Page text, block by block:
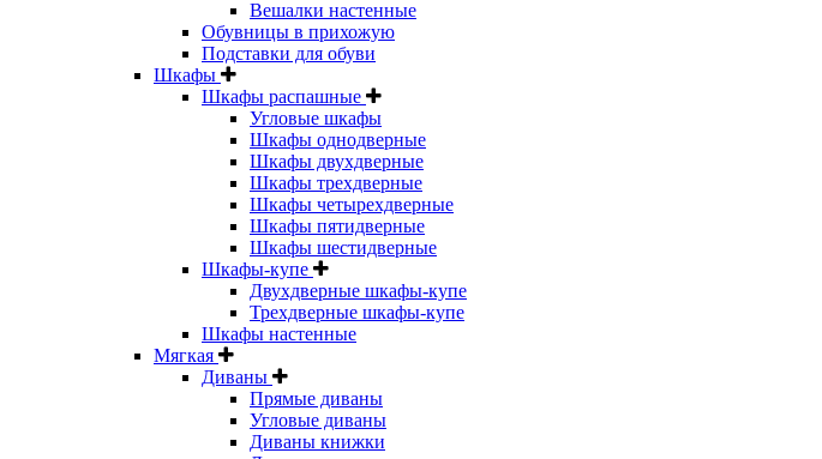
Вешалки настенные
Обувницы в прихожую
Подставки для обуви
Шкафы
Шкафы распашные
Угловые шкафы
Шкафы однодверные
Шкафы двухдверные
Шкафы трехдверные
Шкафы четырехдверные
Шкафы пятидверные
Шкафы шестидверные
Шкафы-купе
Двухдверные шкафы-купе
Трехдверные шкафы-купе
Шкафы настенные
Мягкая
Диваны
Прямые диваны
Угловые диваны
Диваны книжки